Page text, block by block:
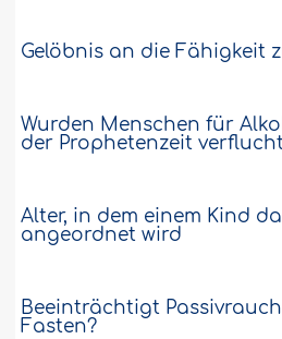
Gelöbnis an die Fähigkeit
Wurden Menschen für
der Prophetenzeit
Alter, in dem einem Kind
angeordnet wird
Beeinträchtigt
Fasten?